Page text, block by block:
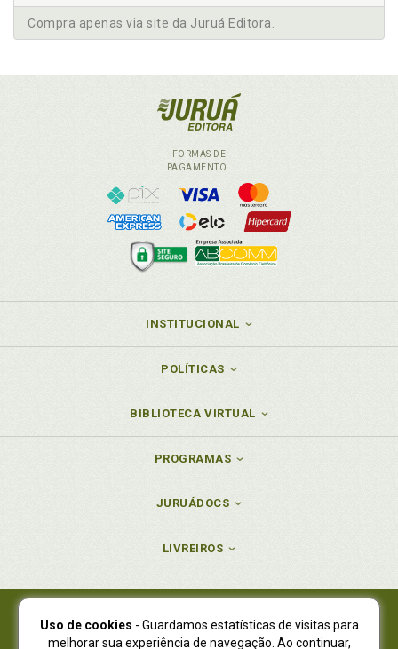
Compra apenas via site da Juruá Editora.
FORMAS DE
PAGAMENTO
INSTITUCIONAL
POLÍTICAS
BIBLIOTECA VIRTUAL
PROGRAMAS
JURUÁDOCS
LIVREIROS
Juruá Editora Ltda., CNPJ 77.535.508/0001-19
Uso de cookies - Guardamos estatísticas de visitas para
melhorar sua experiência de navegação. Ao continuar,